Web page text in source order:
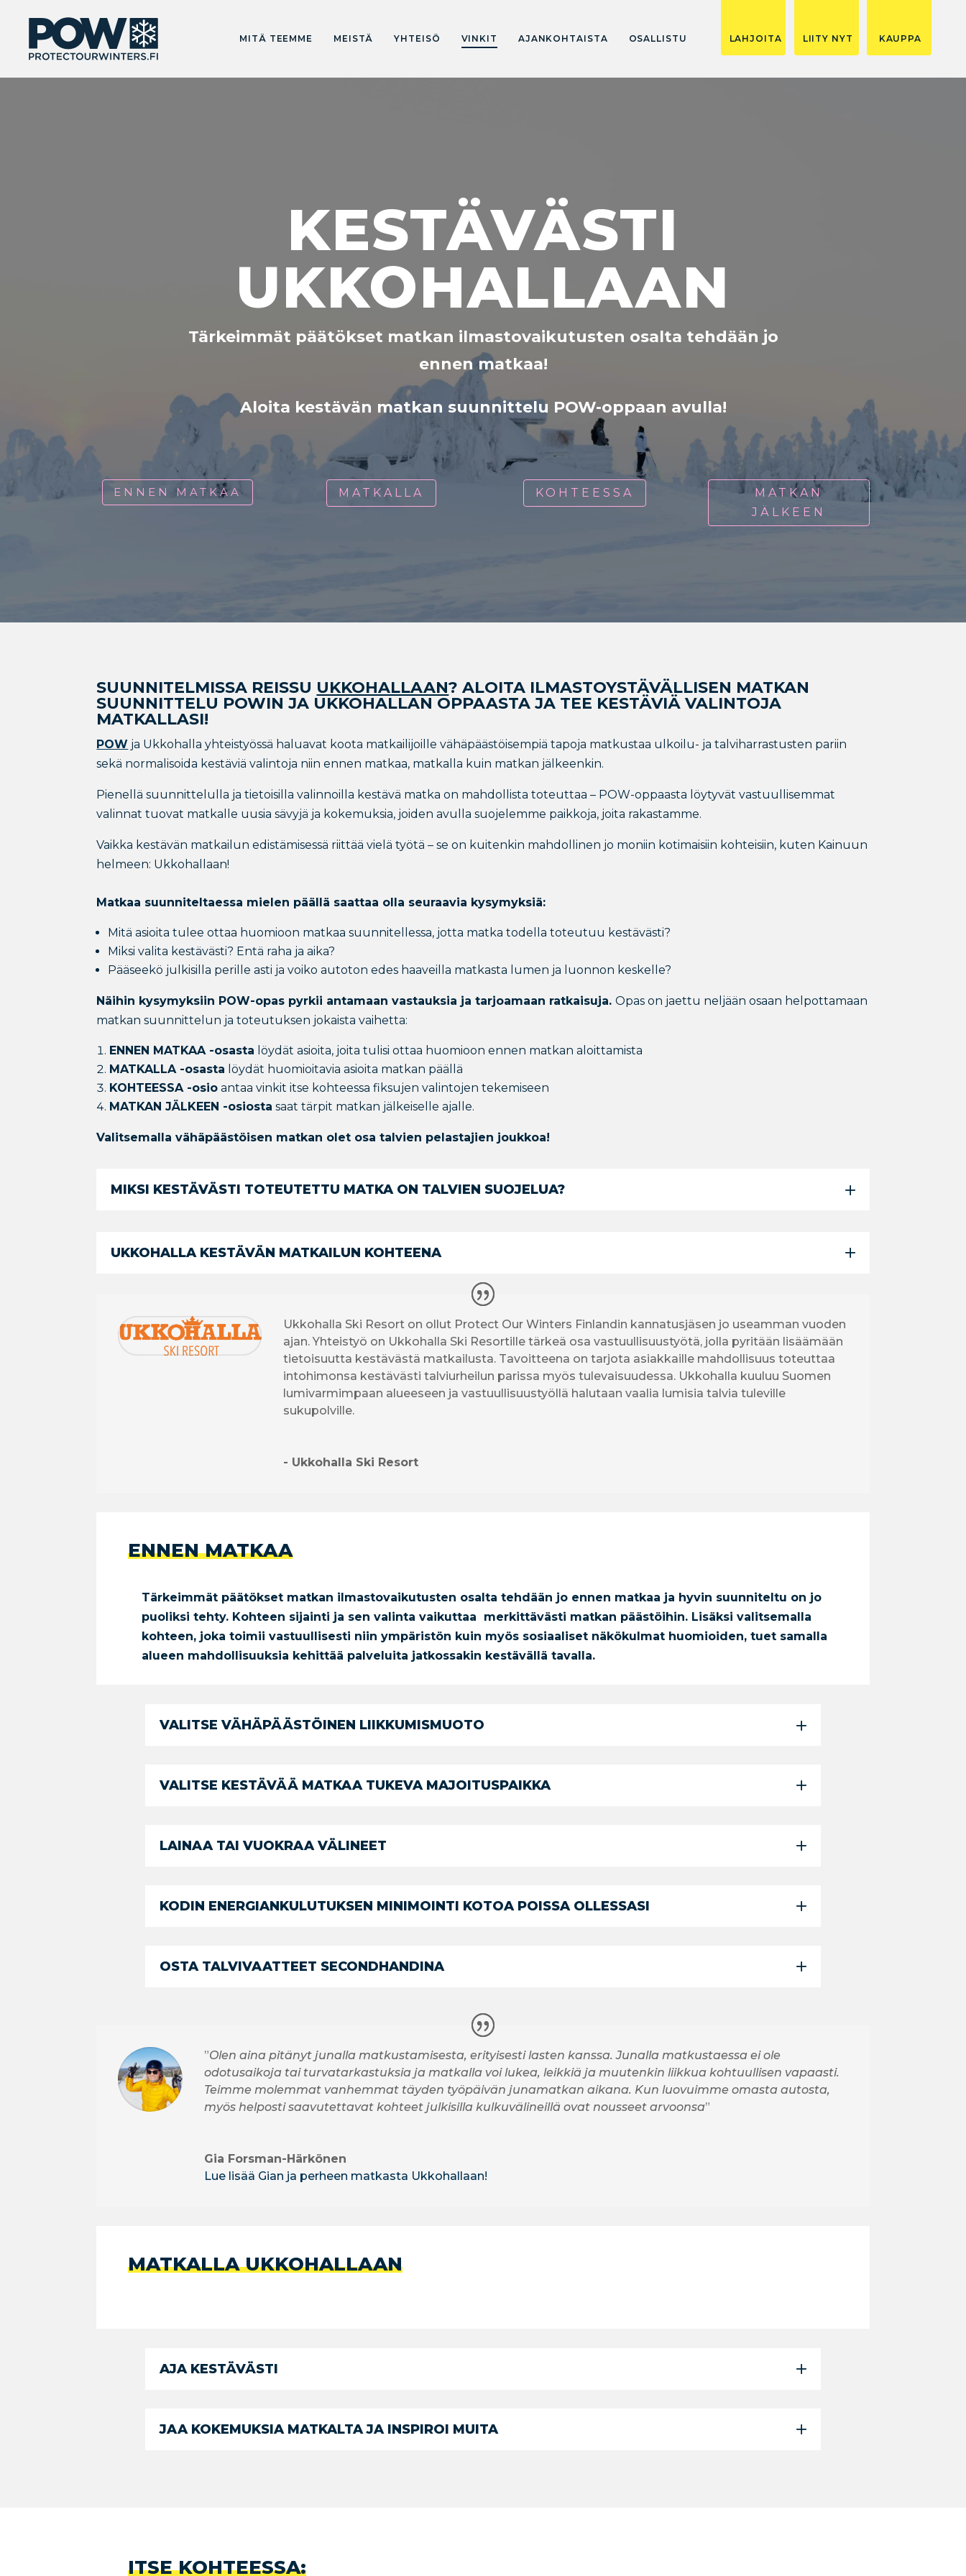
MITÄ TEEMME MEISTÄ YHTEISÖ VINKIT AJANKOHTAISTA OSALLISTU LAHJOITA LIITY NYT KAUPPA
KESTÄVÄSTI
UKKOHALLAAN
Tärkeimmät päätökset matkan ilmastovaikutusten osalta tehdään jo
ennen matkaa!
Aloita kestävän matkan suunnittelu POW-oppaan avulla!
ENNEN MATKAA MATKALLA KOHTEESSA
MATKAN
JÄLKEEN
SUUNNITELMISSA REISSU UKKOHALLAAN? ALOITA ILMASTOYSTÄVÄLLISEN MATKAN
SUUNNITTELU POWIN JA UKKOHALLAN OPPAASTA JA TEE KESTÄVIÄ VALINTOJA
MATKALLASI!
POW ja Ukkohalla yhteistyössä haluavat koota matkailijoille vähäpäästöisempiä tapoja matkustaa ulkoilu- ja talviharrastusten pariin
sekä normalisoida kestäviä valintoja niin ennen matkaa, matkalla kuin matkan jälkeenkin.
Pienellä suunnittelulla ja tietoisilla valinnoilla kestävä matka on mahdollista toteuttaa – POW-oppaasta löytyvät vastuullisemmat
valinnat tuovat matkalle uusia sävyjä ja kokemuksia, joiden avulla suojelemme paikkoja, joita rakastamme.
Vaikka kestävän matkailun edistämisessä riittää vielä työtä – se on kuitenkin mahdollinen jo moniin kotimaisiin kohteisiin, kuten Kainuun
helmeen: Ukkohallaan!
Matkaa suunniteltaessa mielen päällä saattaa olla seuraavia kysymyksiä:
Mitä asioita tulee ottaa huomioon matkaa suunnitellessa, jotta matka todella toteutuu kestävästi?
Miksi valita kestävästi? Entä raha ja aika?
Pääseekö julkisilla perille asti ja voiko autoton edes haaveilla matkasta lumen ja luonnon keskelle?
Näihin kysymyksiin POW-opas pyrkii antamaan vastauksia ja tarjoamaan ratkaisuja.Opas on jaettu neljään osaan helpottamaan
matkan suunnittelun ja toteutuksen jokaista vaihetta:
ENNEN MATKAA -osasta löydät asioita, joita tulisi ottaa huomioon ennen matkan aloittamista
MATKALLA -osasta löydät huomioitavia asioita matkan päällä
KOHTEESSA -osio antaa vinkit itse kohteessa fiksujen valintojen tekemiseen
MATKAN JÄLKEEN -osiosta saat tärpit matkan jälkeiselle ajalle.
Valitsemalla vähäpäästöisen matkan olet osa talvien pelastajien joukkoa!
MIKSI KESTÄVÄSTI TOTEUTETTU MATKA ON TALVIEN SUOJELUA?
UKKOHALLA KESTÄVÄN MATKAILUN KOHTEENA
Ukkohalla Ski Resort on ollut Protect Our Winters Finlandin kannatusjäsen jo useamman vuoden
ajan. Yhteistyö on Ukkohalla Ski Resortille tärkeä osa vastuullisuustyötä, jolla pyritään lisäämään
tietoisuutta kestävästä matkailusta. Tavoitteena on tarjota asiakkaille mahdollisuus toteuttaa
intohimonsa kestävästi talviurheilun parissa myös tulevaisuudessa. Ukkohalla kuuluu Suomen
lumivarmimpaan alueeseen ja vastuullisuustyöllä halutaan vaalia lumisia talvia tuleville
sukupolville.
- Ukkohalla Ski Resort
ENNEN MATKAA
Tärkeimmät päätökset matkan ilmastovaikutusten osalta tehdään jo ennen matkaa ja hyvin suunniteltu on jo
puoliksi tehty. Kohteen sijainti ja sen valinta vaikuttaa merkittävästi matkan päästöihin. Lisäksi valitsemalla
kohteen, joka toimii vastuullisesti niin ympäristön kuin myös sosiaaliset näkökulmat huomioiden, tuet samalla
alueen mahdollisuuksia kehittää palveluita jatkossakin kestävällä tavalla.
VALITSE VÄHÄPÄÄSTÖINEN LIIKKUMISMUOTO
VALITSE KESTÄVÄÄ MATKAA TUKEVA MAJOITUSPAIKKA
LAINAA TAI VUOKRAA VÄLINEET
KODIN ENERGIANKULUTUKSEN MINIMOINTI KOTOA POISSA OLLESSASI
OSTA TALVIVAATTEET SECONDHANDINA
”Olen aina pitänyt junalla matkustamisesta, erityisesti lasten kanssa. Junalla matkustaessa ei ole
odotusaikoja tai turvatarkastuksia ja matkalla voi lukea, leikkiä ja muutenkin liikkua kohtuullisen vapaasti.
Teimme molemmat vanhemmat täyden työpäivän junamatkan aikana. Kun luovuimme omasta autosta,
myös helposti saavutettavat kohteet julkisilla kulkuvälineillä ovat nousseet arvoonsa”
Gia Forsman-Härkönen
Lue lisää Gian ja perheen matkasta Ukkohallaan!
MATKALLA UKKOHALLAAN
AJA KESTÄVÄSTI
JAA KOKEMUKSIA MATKALTA JA INSPIROI MUITA
ITSE KOHTEESSA: